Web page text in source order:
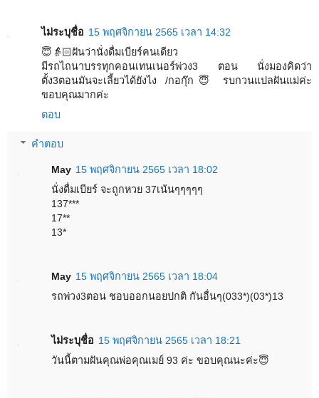
ไม่ระบุชื่อ 15 พฤศจิกายน 2565 เวลา 14:32
😇👵🏻ฝันว่านั่งดื่มเบียร์คนเดียว
มีรถไถนาบรรทุกคอนเทนเนอร์พ่วง3 ตอน นั่งมองคิดว่า
ตั้ง3ตอนมันจะเลี้ยวได้ยังไง /กอกุ๊ก😇 รบกวนแปลฝันแม่ค่ะ
ขอบคุณมากค่ะ
ตอบ
คำตอบ
May 15 พฤศจิกายน 2565 เวลา 18:02
นั่งดื่มเบียร์ จะถูกหวย 37เน้นๆๆๆๆๆ
137***
17**
13*
May 15 พฤศจิกายน 2565 เวลา 18:04
รถพ่วง3ตอน ชอบออกนอยปกติ กันอื่นๆ(033*)(03*)13
ไม่ระบุชื่อ 15 พฤศจิกายน 2565 เวลา 18:21
วันนี้ตามฝันคุณพ่อคุณเมย์ 93 ค่ะ ขอบคุณนะค่ะ😇